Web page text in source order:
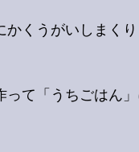
かくうがいしまく
て「うちごはん